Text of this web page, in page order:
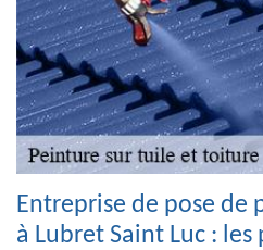
Entreprise de pose
à Lubret Saint Luc :